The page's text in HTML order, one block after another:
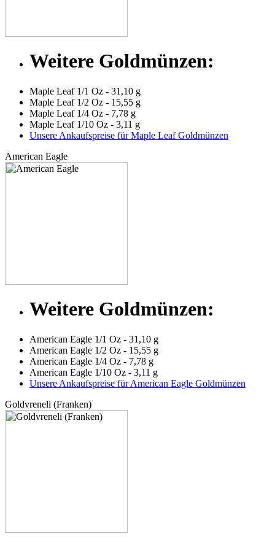
Weitere Goldmünzen:
Maple Leaf 1/1 Oz - 31,10 g
Maple Leaf 1/2 Oz - 15,55 g
Maple Leaf 1/4 Oz - 7,78 g
Maple Leaf 1/10 Oz - 3,11 g
Unsere Ankaufspreise für Maple Leaf Goldmünzen
American Eagle
Weitere Goldmünzen:
American Eagle 1/1 Oz - 31,10 g
American Eagle 1/2 Oz - 15,55 g
American Eagle 1/4 Oz - 7,78 g
American Eagle 1/10 Oz - 3,11 g
Unsere Ankaufspreise für American Eagle Goldmünzen
Goldvreneli (Franken)